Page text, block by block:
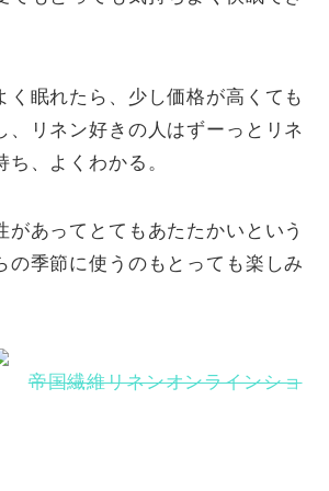
く眠れたら、少し価格が高くても
、リネン好きの人はずーっとリネ
、よくわかる。
があってとてもあたたかいという
の季節に使うのもとっても楽しみ
帝国繊維リネンオンラインショ